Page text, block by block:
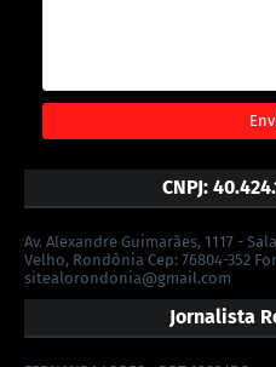
CNPJ:
Av. Alexandre Guimarães, 1117 -
Velho, Rondônia Cep: 76804-352
sitealorondonia@gmail.com
Jornalista